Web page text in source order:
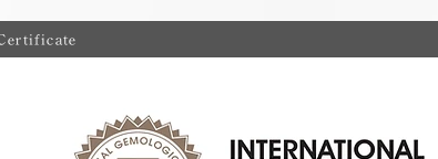
Certificate